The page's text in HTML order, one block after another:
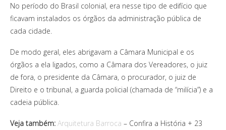
No período do Brasil colonial, era nesse tipo de edifício que
ficavam instalados os órgãos da administração pública de
cada cidade.
De modo geral, eles abrigavam a Câmara Municipal e os
órgãos a ela ligados, como a Câmara dos Vereadores, o juiz
de fora, o presidente da Câmara, o procurador, o juiz de
Direito e o tribunal, a guarda policial (chamada de “milícia”) e a
cadeia pública.
Veja também: Arquitetura Barroca – Confira a História + 23